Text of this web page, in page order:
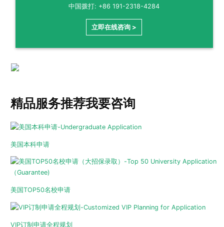
中国拨打: +86 191-2318-4284
立即在线咨询 >
精品服务推荐我要咨询
美国本科申请
美国TOP50名校申请
VIP订制申请全程规划